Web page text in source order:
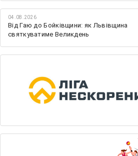
04.08.2026
Від Гаю до Бойківщини: як Львівщина
святкуватиме Великдень